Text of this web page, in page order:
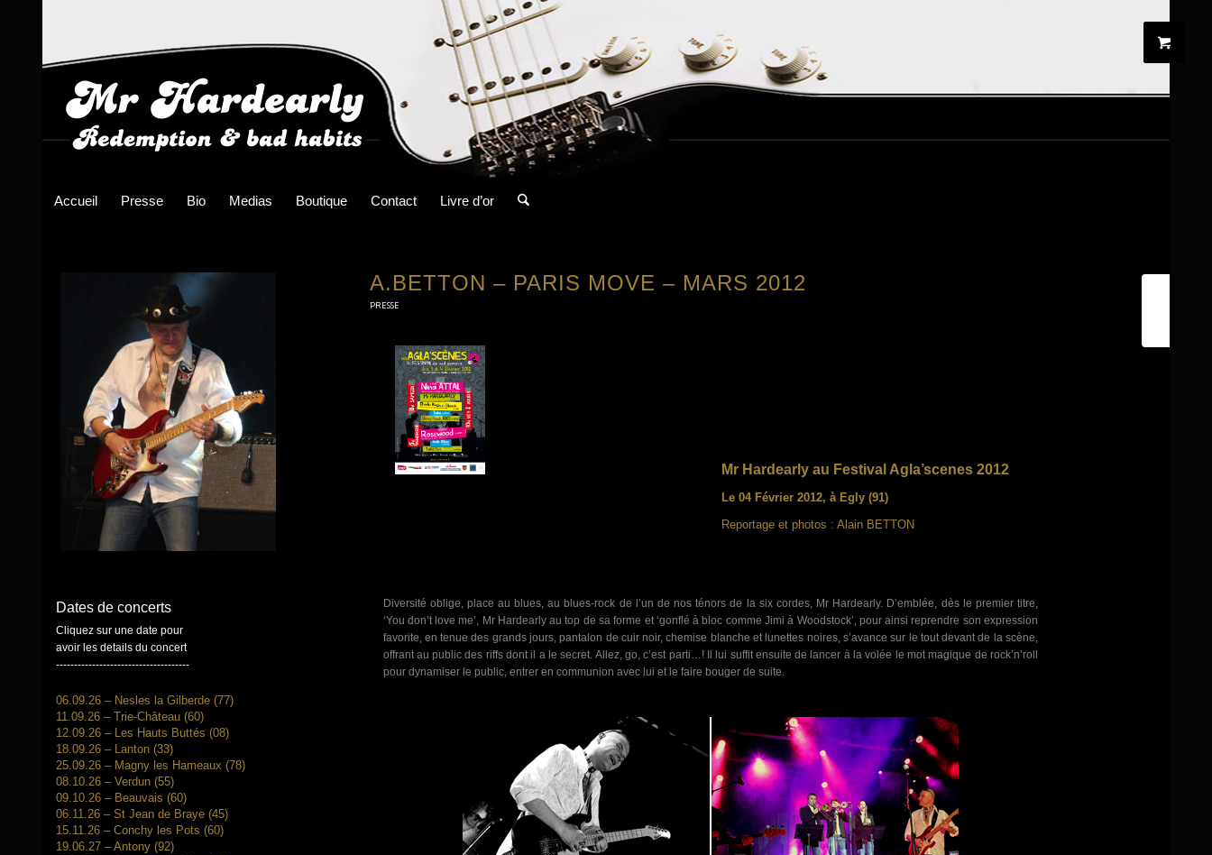
Accueil Presse Bio Medias Boutique Contact Livre d’or
A.BETTON – PARIS MOVE – MARS 2012
PRESSE
Mr Hardearly au Festival Agla’scenes 2012
Le 04 Février 2012, à Egly (91)
Reportage et photos : Alain BETTON
Diversité oblige, place au blues, au blues-rock de l’un de nos ténors de la six cordes, Mr Hardearly. D’emblée, dès le premier titre,
‘You don’t love me’, Mr Hardearly au top de sa forme et ‘gonflé à bloc comme Jimi à Woodstock’, pour ainsi reprendre son expression
favorite, en tenue des grands jours, pantalon de cuir noir, chemise blanche et lunettes noires, s’avance sur le tout devant de la scène,
offrant au public des riffs dont il a le secret. Allez, go, c’est parti…! Il lui suffit ensuite de lancer à la volée le mot magique de rock’n’roll
pour dynamiser le public, entrer en communion avec lui et le faire bouger de suite.
Dates de concerts
Cliquez sur une date pour
avoir les details du concert
-------------------------------------
06.09.26 – Nesles la Gilberde (77)
11.09.26 – Trie-Château (60)
12.09.26 – Les Hauts Buttés (08)
18.09.26 – Lanton (33)
25.09.26 – Magny les Hameaux (78)
08.10.26 – Verdun (55)
09.10.26 – Beauvais (60)
06.11.26 – St Jean de Braye (45)
15.11.26 – Conchy les Pots (60)
19.06.27 – Antony (92)